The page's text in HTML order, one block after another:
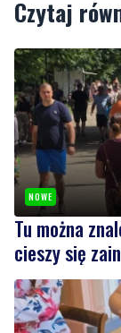
Podziel się tym
Czytaj
NOWE
Tu można
cieszy się